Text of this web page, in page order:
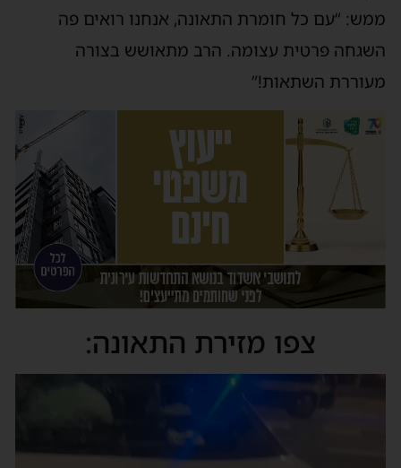
ממש: “עם כל חומרת התאונה, אנחנו רואים פה
השגחה פרטית עצומה. הרב מתאושש בצורה
מעוררת השתאות!”
צפו מזירת התאונה: